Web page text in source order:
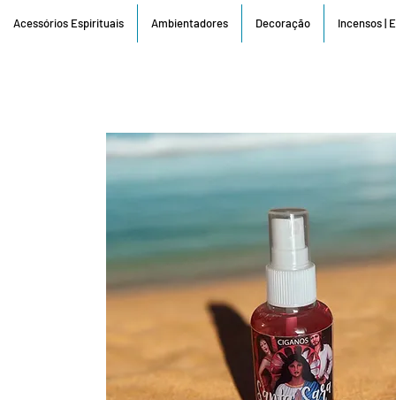
Acessórios Espirituais Ambientadores Decoração Incensos |